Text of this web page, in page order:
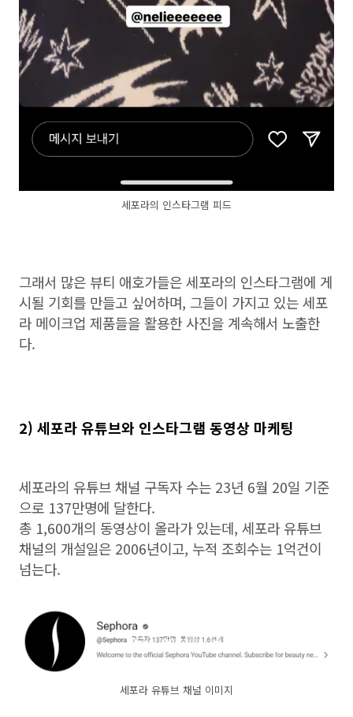
세포라의 인스타그램 피드
그래서 많은 뷰티 애호가들은 세포라의 인스타그램에 게
시될 기회를 만들고 싶어하며, 그들이 가지고 있는 세포
라 메이크업 제품들을 활용한 사진을 계속해서 노출한
다.
2) 세포라 유튜브와 인스타그램 동영상 마케팅
세포라의 유튜브 채널 구독자 수는 23년 6월 20일 기준
으로 137만명에 달한다.
총 1,600개의 동영상이 올라가 있는데, 세포라 유튜브
채널의 개설일은 2006년이고, 누적 조회수는 1억건이
넘는다.
세포라 유튜브 채널 이미지